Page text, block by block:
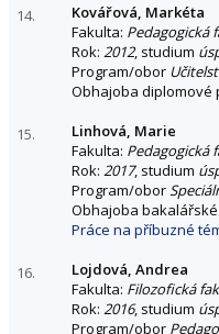
14.
Kovářová, Markéta
Fakulta: Pedagogická
Rok: 2012, studium
Program/obor
Obhajoba diplomové
15.
Linhová, Marie
Fakulta: Pedagogická
Rok: 2017, studium
Program/obor
Obhajoba
Práce na příbuzné
16.
Lojdová, Andrea
Fakulta: Filozofická
Rok: 2016, studium
Program/obor